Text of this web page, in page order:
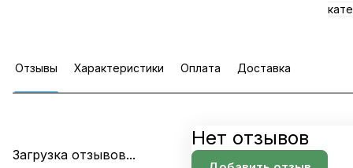
Отзывы Характеристики Оплата Доставка
Загрузка отзывов...
Нет отзывов